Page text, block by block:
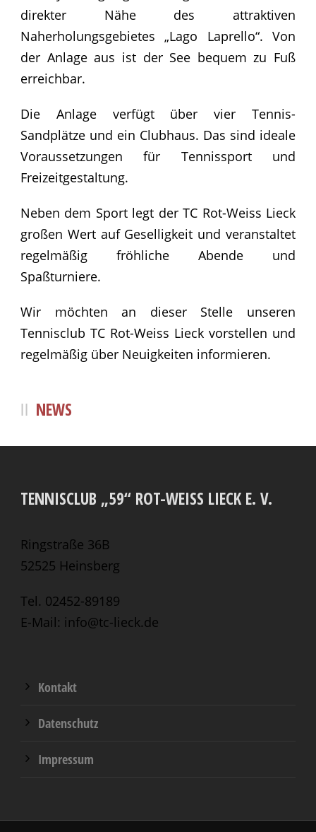
direkter Nähe des attraktiven
Naherholungsgebietes „Lago Laprello“. Von
der Anlage aus ist der See bequem zu Fuß
erreichbar.
Die Anlage verfügt über vier Tennis-
Sandplätze und ein Clubhaus. Das sind ideale
Voraussetzungen für Tennissport und
Freizeitgestaltung.
Neben dem Sport legt der TC Rot-Weiss Lieck
großen Wert auf Geselligkeit und veranstaltet
regelmäßig fröhliche Abende und
Spaßturniere.
Wir möchten an dieser Stelle unseren
Tennisclub TC Rot-Weiss Lieck vorstellen und
regelmäßig über Neuigkeiten informieren.
NEWS
TENNISCLUB „59“ ROT-WEISS LIECK E. V.
Ringstraße 36B
52525 Heinsberg
Tel. 02452-89189
E-Mail: info@tc-lieck.de
Kontakt
Datenschutz
Impressum